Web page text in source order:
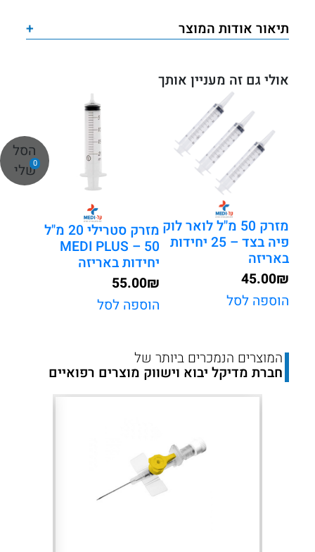
0
הסל
שלי
סטרילי
5
לואר
100
יחידות
באריזה
תיאור אודות המוצר +
אולי גם זה מעניין אותך
מזרק 50 מ"ל לואר לוק
פיה בצד – 25 יחידות
באריזה
₪
45.00
הוספה לסל
מזרק סטרילי 20 מ"ל
MEDI PLUS – 50
יחידות באריזה
₪
55.00
הוספה לסל
המוצרים הנמכרים ביותר של
חברת מדיקל יבוא וישווק מוצרים רפואיים